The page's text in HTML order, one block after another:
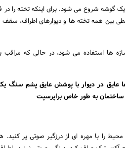
و یک فاصله 5 میلی متری محیطی بین همه تخته ها و دیوارهای
ها استفاده می شود، در حالی که مراقب
عایق در دیوار با پوشش عایق پشم سنگ
به طور خاص براپرسپت
شکاف 5 میلی متری اطراف محیط را با مهره ای از درزگیر صوتی